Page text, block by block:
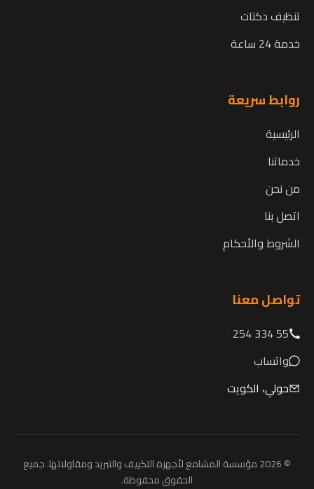
تنظيف دكتات
خدمة 24 ساعة
روابط سريعة
الرئيسية
خدماتنا
من نحن
اتصل بنا
الشروط والأحكام
تواصل معنا
55 334 254
واتساب
حولي، الكويت
© 2026 مؤسسة المشامع لأجهزة التكييف والتبريد ومقاولاتها. جميع
الحقوق محفوظة.